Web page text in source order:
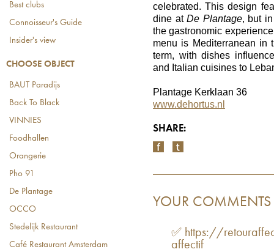
Best clubs
Connoisseur's Guide
Insider's view
CHOOSE OBJECT
BAUT Paradijs
Back To Black
VINNIES
Foodhallen
Orangerie
Pho 91
De Plantage
OCCO
Stedelijk Restaurant
Café Restaurant Amsterdam
celebrated. This design
dine atDe Plantage, but
the gastronomic
menu is Mediterranean in
term, with dishes
and Italian cuisines to
Plantage Kerklaan 36
www.dehortus.nl
SHARE:
YOUR COMMENTS
✅ https://
affectif